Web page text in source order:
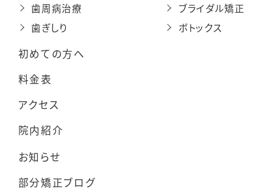
歯周病治療
歯ぎしり
ブライダル矯正
ボトックス
初めての方へ
料金表
アクセス
院内紹介
お知らせ
部分矯正ブログ